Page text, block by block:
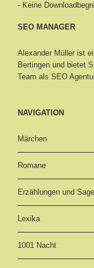
- Keine
SEO MANAGER
Alexander Müller ist
Bertingen und bietet
Team als SEO
NAVIGATION
Märchen
Romane
Erzählungen und
Lexika
1001 Nacht